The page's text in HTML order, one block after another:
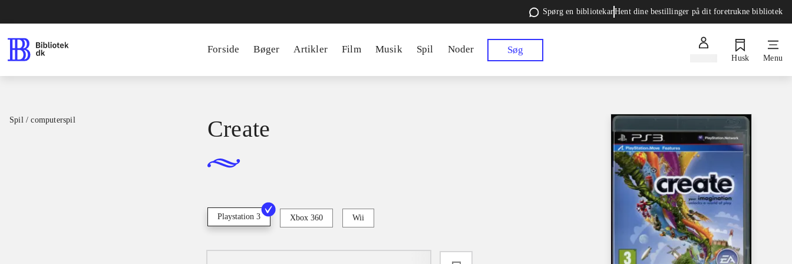
Spørg en bibliotekarHent dine bestillinger på dit foretrukne bibliotek
Forside Bøger Artikler Film Musik Spil Noder Søg
Husk Menu
Spil / computerspil Create
Playstation 3 Xbox 360 Wii